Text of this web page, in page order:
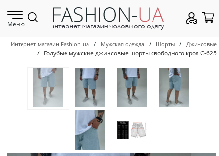
Меню
Интернет-магазин Fashion-ua / Мужская одежда / Шорты / Джинсовые
/ Голубые мужские джинсовые шорты свободного кроя С-625